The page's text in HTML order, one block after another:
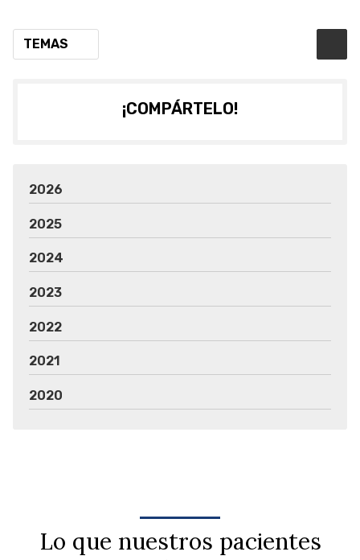
TEMAS
¡COMPÁRTELO!
2026
2025
2024
2023
2022
2021
2020
Lo que nuestros pacientes